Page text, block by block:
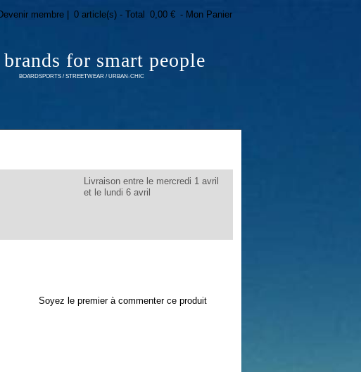
for smart people
BOARDSPORTS / STREETWEAR / URBAN-CHIC
membre | 0 article(s) - Total 0,00 € - Mon Panier
Livraison entre le mercredi 1 avril
et le lundi 6 avril
Soyez le premier à commenter ce produit